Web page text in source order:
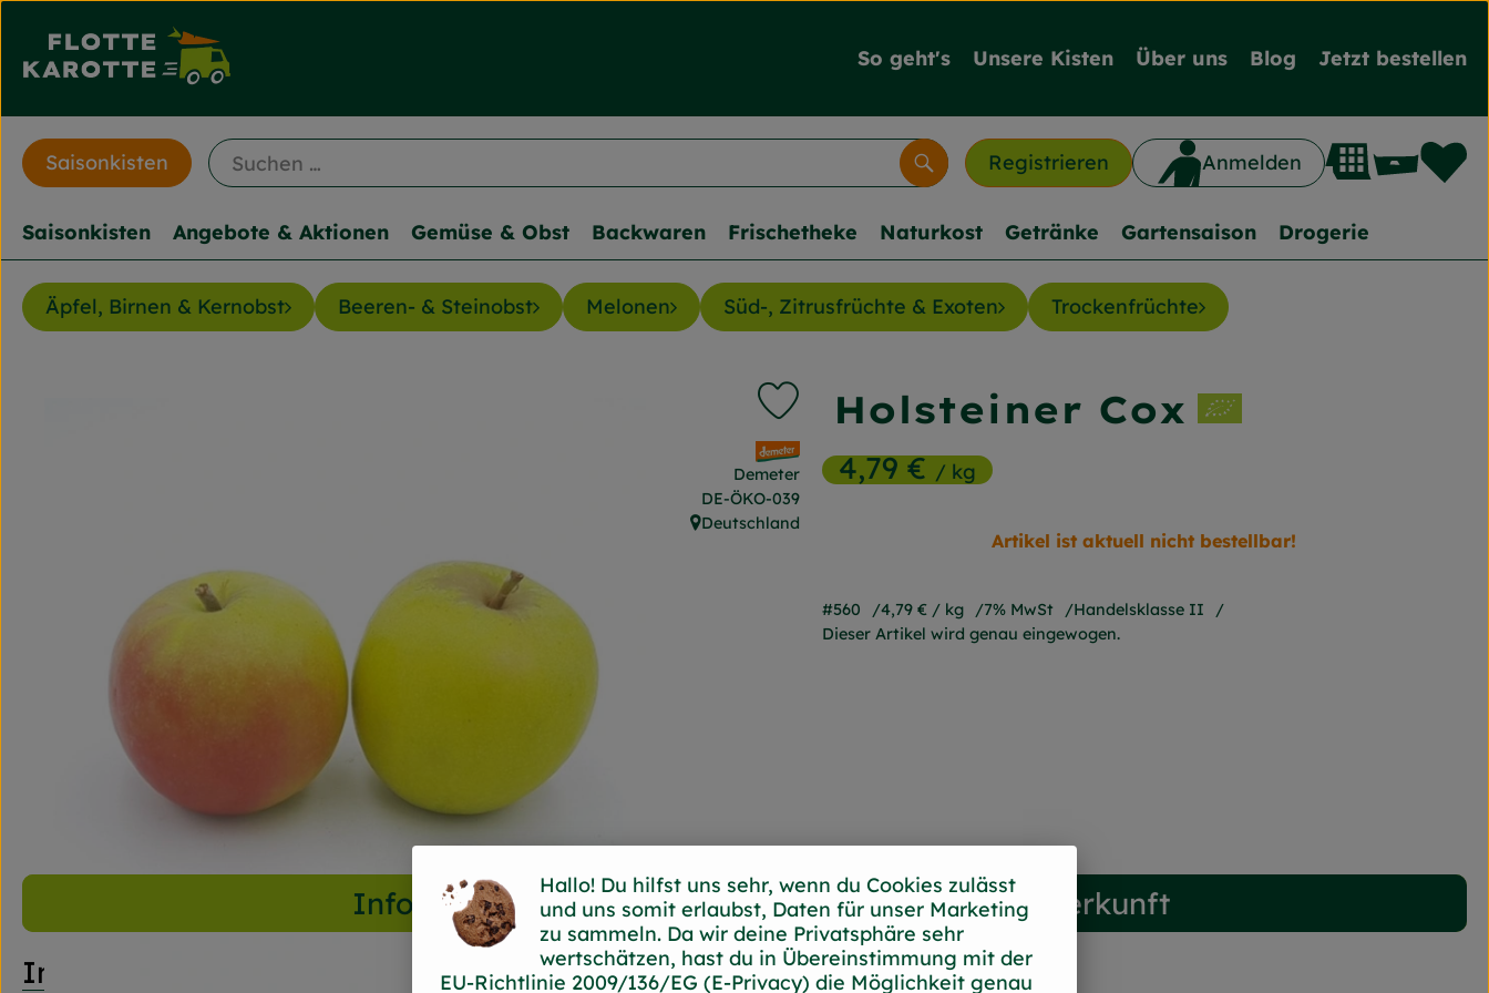
So geht's Unsere Kisten Über uns Blog Jetzt bestellen
Registrieren Anmelden
Suchen
Saisonkisten
Saisonkisten Angebote & Aktionen Gemüse & Obst Backwaren Frischetheke Naturkost Getränke Gartensaison Drogerie
Äpfel, Birnen & Kernobst Beeren- & Steinobst Melonen Süd-, Zitrusfrüchte & Exoten Trockenfrüchte
Holsteiner Cox
4,79 €/ kg
Produkt zu Favouriten hinzufügen
, Verband:
Demeter
, Kontrollstelle:
DE-ÖKO-039
, Herkunft:
Deutschland
Artikel ist aktuell nicht bestellbar!
#560 4,79 € / kg 7% MwSt
Handelsklasse II
Dieser Artikel wird genau eingewogen.
Info
Herkunft
Info
Hallo! Du hilfst uns sehr, wenn du Cookies zulässt
und uns somit erlaubst, Daten für unser Marketing
zu sammeln. Da wir deine Privatsphäre sehr
wertschätzen, hast du in Übereinstimmung mit der
EU-Richtlinie 2009/136/EG (E-Privacy) die Möglichkeit genau